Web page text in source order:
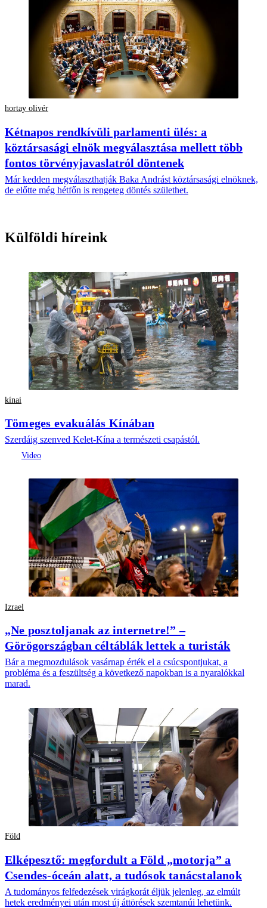
hortay olivér
Kétnapos rendkívüli parlamenti ülés: a
köztársasági elnök megválasztása mellett több
fontos törvényjavaslatról döntenek
Már kedden megválaszthatják Baka Andrást köztársasági elnöknek,
de előtte még hétfőn is rengeteg döntés születhet.
Külföldi híreink
kínai
Tömeges evakuálás Kínában
Szerdáig szenved Kelet-Kína a természeti csapástól.
Izrael
„Ne posztoljanak az internetre!” –
Görögországban céltáblák lettek a turisták
Bár a megmozdulások vasárnap érték el a csúcspontjukat, a
probléma és a feszültség a következő napokban is a nyaralókkal
marad.
Föld
Elképesztő: megfordult a Föld „motorja” a
Csendes-óceán alatt, a tudósok tanácstalanok
A tudományos felfedezések virágkorát éljük jelenleg, az elmúlt
hetek eredményei után most új áttörések szemtanúi lehetünk.